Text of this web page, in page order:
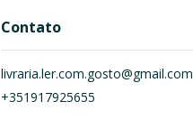
Contato
livraria.ler.com.gosto@gmail.com
+351917925655